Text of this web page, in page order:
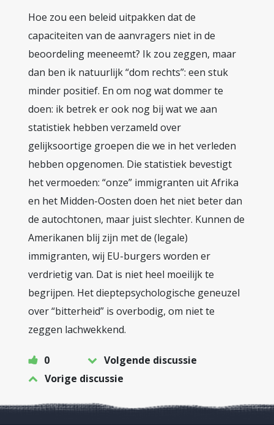
Hoe zou een beleid uitpakken dat de
capaciteiten van de aanvragers niet in de
beoordeling meeneemt? Ik zou zeggen, maar
dan ben ik natuurlijk “dom rechts”: een stuk
minder positief. En om nog wat dommer te
doen: ik betrek er ook nog bij wat we aan
statistiek hebben verzameld over
gelijksoortige groepen die we in het verleden
hebben opgenomen. Die statistiek bevestigt
het vermoeden: “onze” immigranten uit Afrika
en het Midden-Oosten doen het niet beter dan
de autochtonen, maar juist slechter. Kunnen de
Amerikanen blij zijn met de (legale)
immigranten, wij EU-burgers worden er
verdrietig van. Dat is niet heel moeilijk te
begrijpen. Het dieptepsychologische geneuzel
over “bitterheid” is overbodig, om niet te
zeggen lachwekkend.
0
Volgende discussie
Vorige discussie